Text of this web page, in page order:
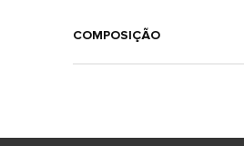
COMPOSIÇÃO